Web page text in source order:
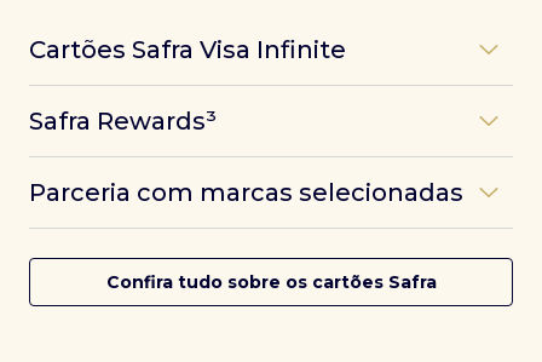
Cartões Safra Visa Infinite
experiências refinadas a benefícios únicos, como
converte seus investimentos em limite no cartão e
conta com acesso a mais de 1.400 salas VIP Dragon
Pass ao redor do mundo.
Safra Rewards³
das melhores pontuações do mercado.
Parceria com marcas selecionadas
cartões Safra.
Confira tudo sobre os cartões Safra